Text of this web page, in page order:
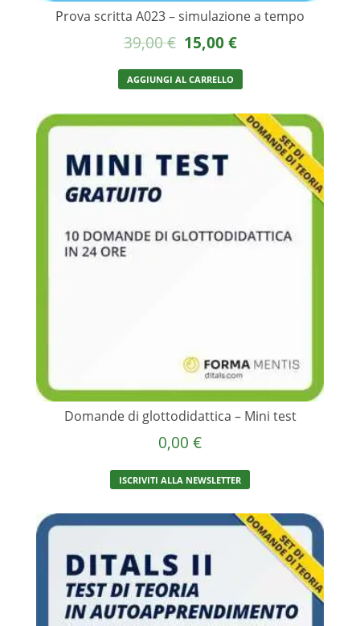
Prova scritta A023 – simulazione a tempo
39,00€ Il
originale
39,00 €.
15,00€Il
attuale
15,00 €.
AGGIUNGI AL CARRELLO
Domande di glottodidattica – Mini test
0,00 €
ISCRIVITI ALLA NEWSLETTER